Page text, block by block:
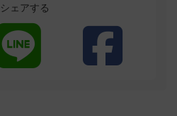
シェアする